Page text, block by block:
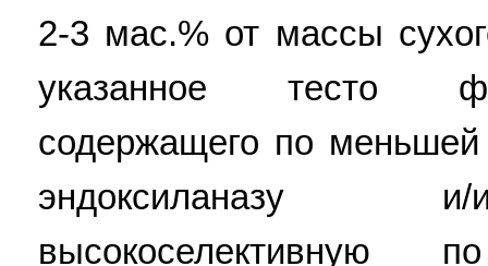
2-3 мас.% от массы
указанное тесто
содержащего по
эндоксиланазу и/